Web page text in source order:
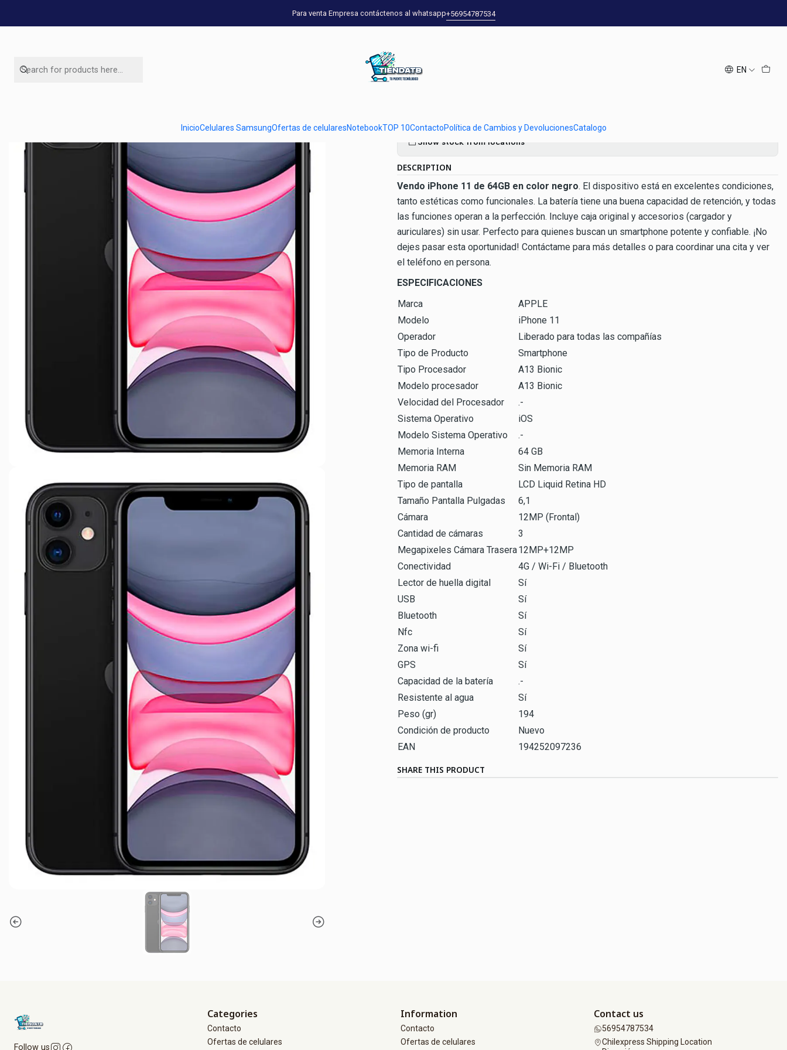
EN
InicioCelulares SamsungOfertas de celularesNotebookTOP 10ContactoPolítica de Cambios y DevolucionesCatalogo
Para venta Empresa contáctenos al whatsapp+56954787534
Ofertas de celulares iPhone 11 de 64GB Negro en Excelente Estado - Gran Oportunidad
iPhone 11 de 64GB Negro en Excelente
Estado - Gran Oportunidad
Show stock from locations
DESCRIPTION
Vendo iPhone 11 de 64GB en color negro. El dispositivo está en excelentes condiciones,
tanto estéticas como funcionales. La batería tiene una buena capacidad de retención, y todas
las funciones operan a la perfección. Incluye caja original y accesorios (cargador y
auriculares) sin usar. Perfecto para quienes buscan un smartphone potente y confiable. ¡No
dejes pasar esta oportunidad! Contáctame para más detalles o para coordinar una cita y ver
el teléfono en persona.
ESPECIFICACIONES
Marca
APPLE
Modelo
iPhone 11
Operador
Liberado para todas las compañías
Tipo de Producto
Smartphone
Tipo Procesador
A13 Bionic
Modelo procesador
A13 Bionic
Velocidad del Procesador
.-
Sistema Operativo
iOS
Modelo Sistema Operativo
.-
Memoria Interna
64 GB
Memoria RAM
Sin Memoria RAM
Tipo de pantalla
LCD Liquid Retina HD
Tamaño Pantalla Pulgadas
6,1
Cámara
12MP (Frontal)
Cantidad de cámaras
3
Megapixeles Cámara Trasera12MP+12MP
Conectividad
4G / Wi-Fi / Bluetooth
Lector de huella digital
Sí
USB
Sí
Bluetooth
Sí
Nfc
Sí
Zona wi-fi
Sí
GPS
Sí
Capacidad de la batería
.-
Resistente al agua
Sí
Peso (gr)
194
Condición de producto
Nuevo
EAN
194252097236
SHARE THIS PRODUCT
Follow us
Categories
Contacto
Ofertas de celulares
Information
Contacto
Ofertas de celulares
Contact us
56954787534
Chilexpress Shipping Location